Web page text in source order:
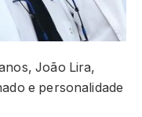
João Lira,
e personalidade